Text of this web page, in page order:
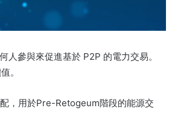
參與來促進基於 P2P 的電力交易。
。
，用於Pre-Retogeum階段的能源交